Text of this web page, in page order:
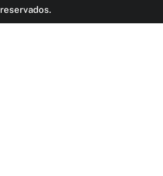
reservados.